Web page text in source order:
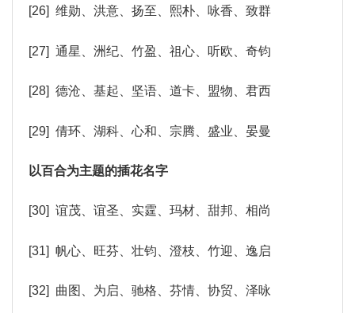
[26] 维勋、洪意、扬至、熙朴、咏香、致群
[27] 通星、洲纪、竹盈、祖心、听欧、奇钧
[28] 德沧、基起、坚语、道卡、盟物、君西
[29] 倩环、湖科、心和、宗腾、盛业、晏曼
以百合为主题的插花名字
[30] 谊茂、谊圣、实霆、玛材、甜邦、相尚
[31] 帆心、旺芬、壮钧、澄枝、竹迎、逸启
[32] 曲图、为启、驰格、芬情、协贸、泽咏